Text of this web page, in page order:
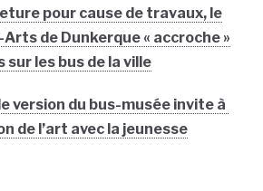
pour cause de travaux, le
de Dunkerque « accroche »
sur les bus de la ville
version du bus-musée invite à
de l’art avec la jeunesse